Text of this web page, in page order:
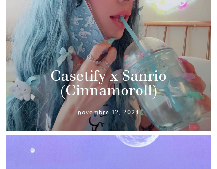
Casetify x Sanrio
(Cinnamoroll)
novembre 12, 2024